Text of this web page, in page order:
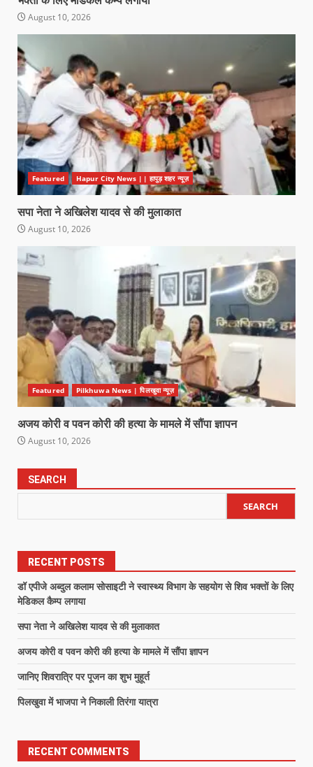
August 10, 2026
Featured Hapur City News || हापुड़ शहर न्यूज़
सपा नेता ने अखिलेश यादव से की मुलाकात
August 10, 2026
Featured Pilkhuwa News | पिलखुवा न्यूज़
अजय कोरी व पवन कोरी की हत्या के मामले में सौंपा ज्ञापन
August 10, 2026
SEARCH
SEARCH
RECENT POSTS
डॉ एपीजे अब्दुल कलाम सोसाइटी ने स्वास्थ्य विभाग के सहयोग से शिव भक्तों के लिए
मेडिकल कैम्प लगाया
सपा नेता ने अखिलेश यादव से की मुलाकात
अजय कोरी व पवन कोरी की हत्या के मामले में सौंपा ज्ञापन
जानिए शिवरात्रि पर पूजन का शुभ मुहूर्त
पिलखुवा में भाजपा ने निकाली तिरंगा यात्रा
RECENT COMMENTS